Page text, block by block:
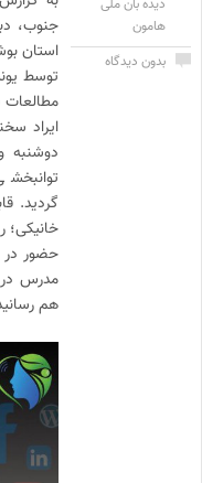
دیده بان ملی
هامون
بدون دیدگاه
جنوب،
استان
توسط
مطالعات
ایراد
گردید.
خانیکی؛
حضور در
مدرس در
هم